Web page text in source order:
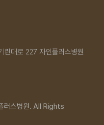
린대로 227 자인플러스병원
러스병원. All Rights